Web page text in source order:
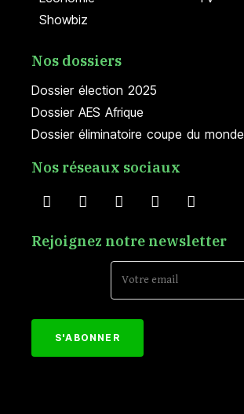
Showbiz
Dossier élection 2025
Dossier AES Afrique
Dossier éliminatoire coupe du monde
Nos dossiers
Nos réseaux sociaux
Rejoignez notre newsletter